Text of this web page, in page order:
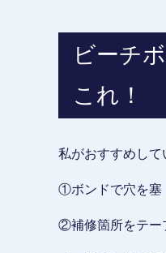
ビーチ
これ！
私がおすすめして
①ボンドで穴を塞
②補修箇所をテー